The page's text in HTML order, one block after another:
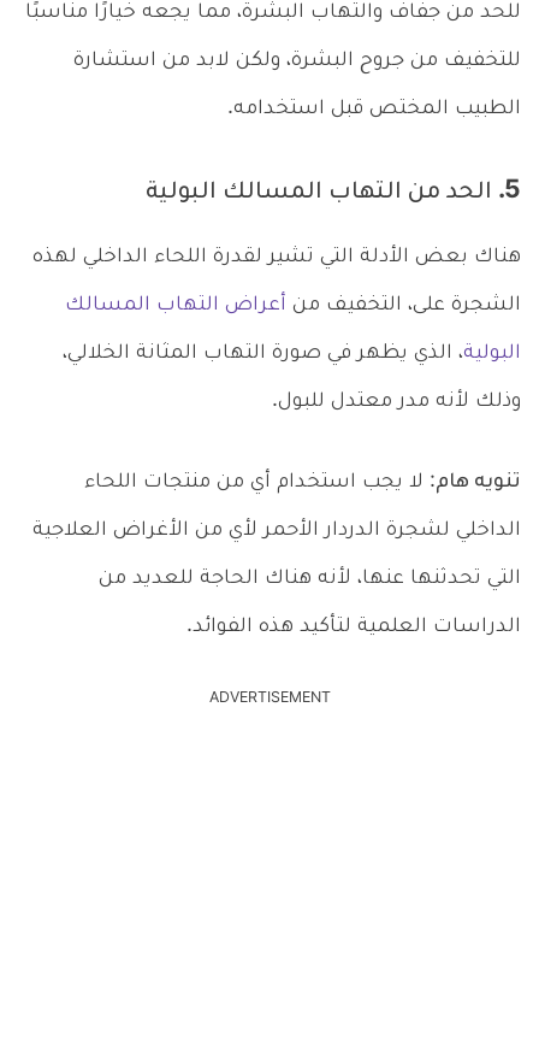
للحد من جفاف والتهاب البشرة، مما يجعه خيارًا مناسبًا
للتخفيف من جروح البشرة، ولكن لابد من استشارة
الطبيب المختص قبل استخدامه.
5. الحد من التهاب المسالك البولية
هناك بعض الأدلة التي تشير لقدرة اللحاء الداخلي لهذه
الشجرة على، التخفيف من أعراض التهاب المسالك
البولية، الذي يظهر في صورة التهاب المثانة الخلالي،
وذلك لأنه مدر معتدل للبول.
تنويه هام: لا يجب استخدام أي من منتجات اللحاء
الداخلي لشجرة الدردار الأحمر لأي من الأغراض العلاجية
التي تحدثنها عنها، لأنه هناك الحاجة للعديد من
الدراسات العلمية لتأكيد هذه الفوائد.
ADVERTISEMENT